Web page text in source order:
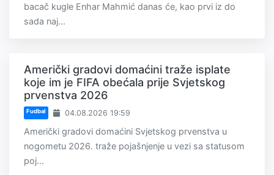
bacač kugle Enhar Mahmić danas će, kao prvi iz do
sada naj...
Američki gradovi domaćini traže isplate
koje im je FIFA obećala prije Svjetskog
prvenstva 2026
Fudbal 04.08.2026 19:59
Američki gradovi domaćini Svjetskog prvenstva u
nogometu 2026. traže pojašnjenje u vezi sa statusom
poj...